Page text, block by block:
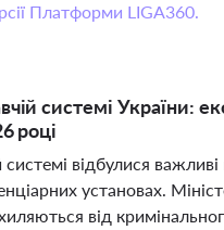
Платформи LIGA360.
системі України:
році
відбулися
установах.
від